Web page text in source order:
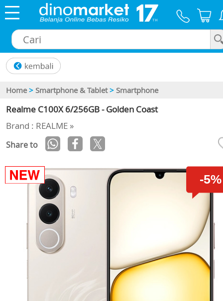
Home > Smartphone & Tablet > Smartphone
Realme C100X 6/256GB - Golden Coast
Brand : REALME »
Share to
-5%